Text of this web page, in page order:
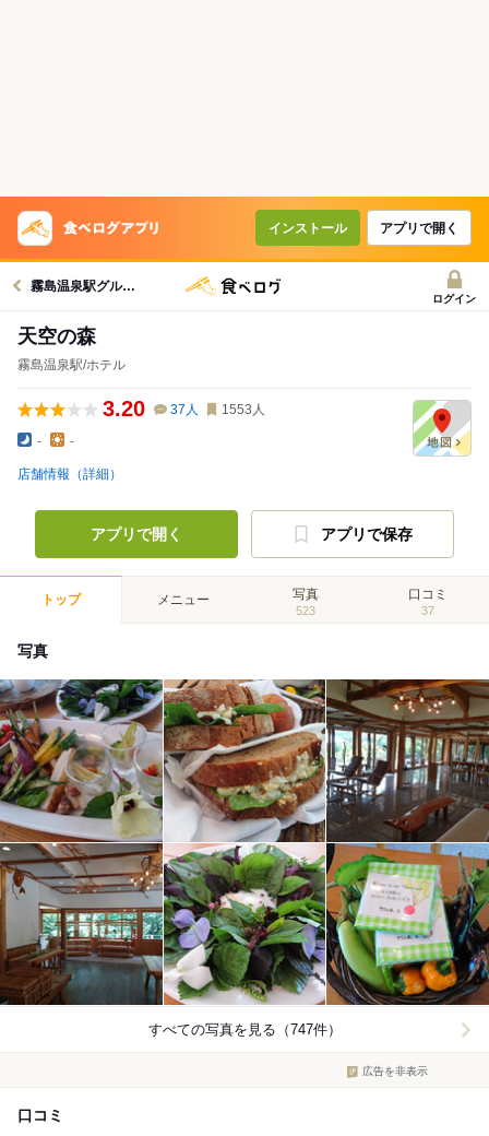
インストール アプリで開く
霧島温泉駅グルメへ
ログイン
天空の森
霧島温泉駅/ホテル
3.20 37 人 1553 人
- -
店舗情報（詳細）
アプリで開く アプリで保存
トップ メニュー 写真
523
口コミ
37
写真
すべての写真を見る（747件）
広告を非表示
口コミ